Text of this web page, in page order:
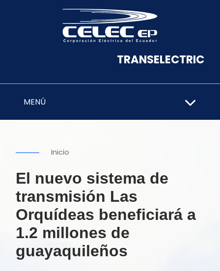
TRANSELECTRIC
MENÚ
Inicio
El nuevo sistema de
transmisión Las
Orquídeas beneficiará a
1.2 millones de
guayaquileños